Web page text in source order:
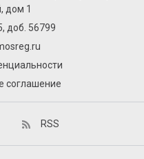
дом 1
доб. 56799
соглашение
RSS